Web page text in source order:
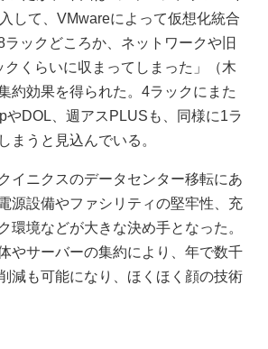
して、VMwareによって仮想化統合
ラックどころか、ネットワークや旧
くらいに収まってしまった」（木
約効果を得られた。4ラックにまた
やDOL、週アスPLUSも、同様に1ラ
まうと見込んでいる。
イニクスのデータセンター移転にあ
源設備やファシリティの堅牢性、充
環境などが大きな決め手となった。
やサーバーの集約により、年で数千
減も可能になり、ほくほく顔の技術